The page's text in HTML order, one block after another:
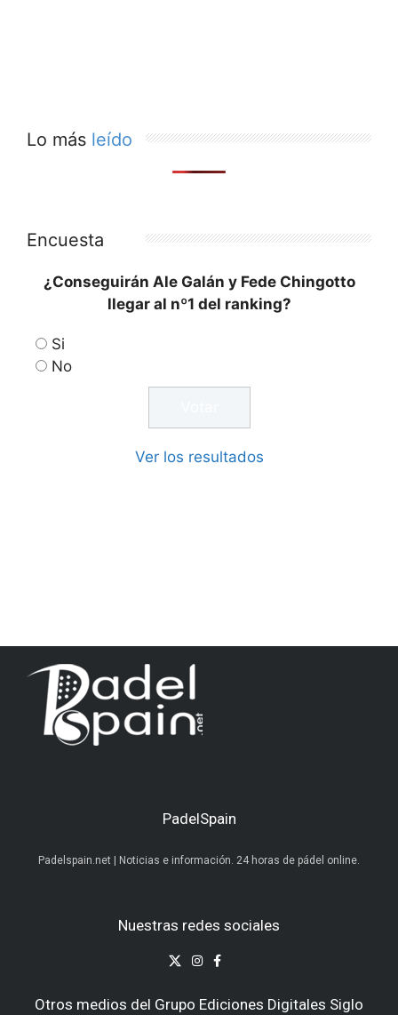
Lo más leído
Encuesta
¿Conseguirán Ale Galán y Fede Chingotto
llegar al nº1 del ranking?
Si
No
Ver los resultados
PadelSpain
Padelspain.net | Noticias e información. 24 horas de pádel online.
Nuestras redes sociales
Otros medios del Grupo Ediciones Digitales Siglo